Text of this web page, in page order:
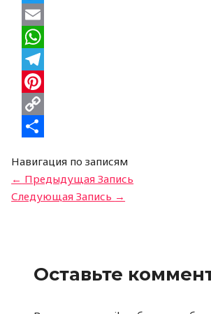
Twitter
Email
WhatsApp
Telegram
Pinterest
Copy
Навигация по записям
← Предыдущая Запись
Следующая Запись →
Оставьте